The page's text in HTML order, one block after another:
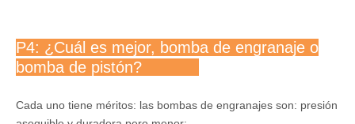
P4: ¿Cuál es mejor, bomba de engranaje o
bomba de pistón?
Cada uno tiene méritos: las bombas de engranajes son: presión